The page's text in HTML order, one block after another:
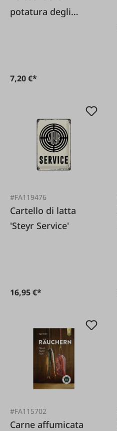
potatura degli
7,20 €*
#FA119476
Cartello di latta
'Steyr Service'
16,95 €*
#FA115702
Carne affumicata